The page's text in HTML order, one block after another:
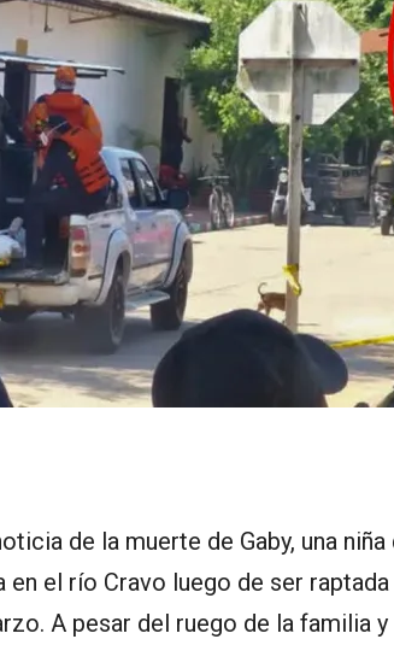
de la muerte de Gaby, una niña
el río Cravo luego de ser raptada
A pesar del ruego de la familia y